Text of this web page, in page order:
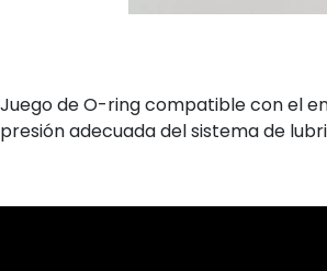
Juego de O-ring compatible con el
presión adecuada del sistema de